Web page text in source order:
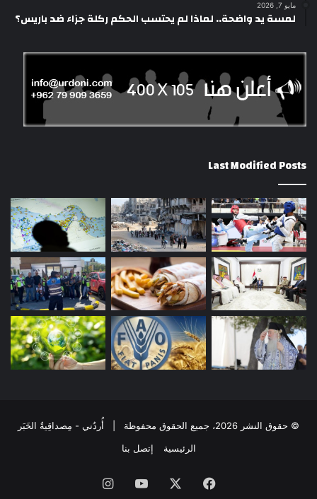
مايو 7, 2026
لمسة يد واضحة.. لماذا لم يحتسب الحكم ركلة جزاء ضد باريس؟
Last Modified Posts
© حقوق النشر 2026، جميع الحقوق محفوظة | أُردُني - مِصداقِيةُ الخَبَر
الرئيسية
إتصل بنا
فيسبوك ‫YouTube